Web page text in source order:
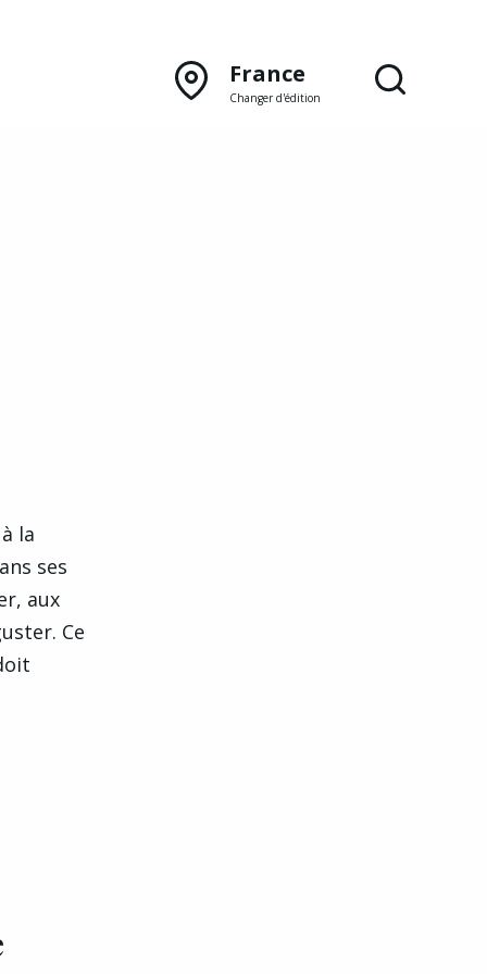
France
Changer d'édition
la
ses
aux
Ce